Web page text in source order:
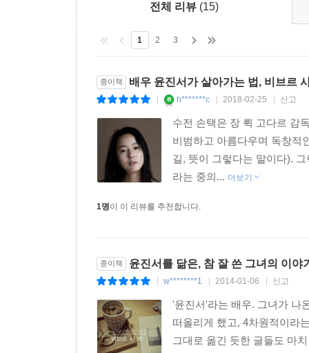
전체 리뷰 (15)
1 2 3
종이책 배우 윤진서가 살아가는 법, 비브르
h*******c 2018-02-25 신고
수전 손택은 장 뤽 고다르 감
비범하고 아름다우며 독창적
길, 뜻이 그렇다는 말이다).
라는 중의... 더보기
1명이 이 리뷰를 추천합니다.
종이책 윤진서를 닮은, 참 잘 쓴 그녀의 이야
w********1 2014-01-06 신고
'윤진서'라는 배우. 그녀가 나
떠올리게 했고, 4차원적이라
그대로 옮긴 듯한 글들도 마